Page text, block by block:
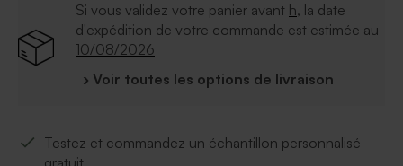
Si vous validez votre panier avant h, la date
d'expédition de votre commande est estimée au
10/08/2026
› Voir toutes les options de livraison
Testez et commandez un échantillon personnalisé